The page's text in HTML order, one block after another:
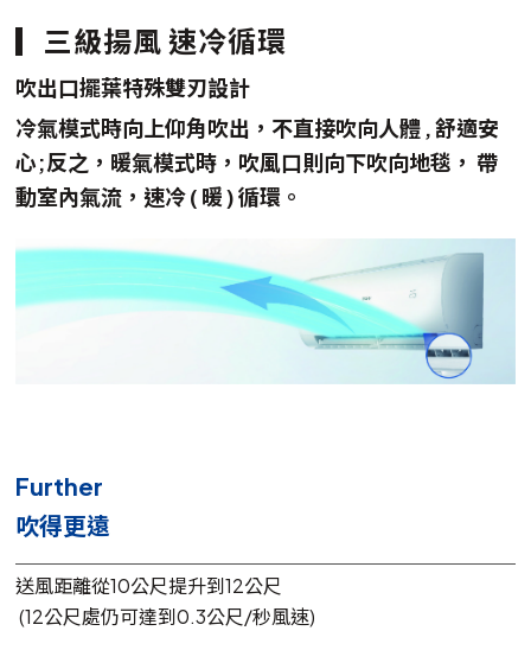
三級揚風 速冷循環
吹出口擺葉特殊雙刃設計
冷氣模式時向上仰角吹出，不直接吹向人體 , 舒適安
心;反之，暖氣模式時，吹風口則向下吹向地毯， 帶
動室內氣流，速冷 ( 暖 ) 循環。
Further
吹得更遠
送風距離從10公尺提升到12公尺
(12公尺處仍可達到0.3公尺/秒風速)